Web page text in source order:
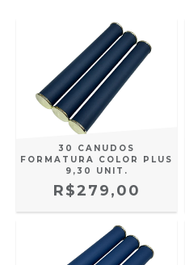
30 CANUDOS
FORMATURA COLOR PLUS
9,30 UNIT.
R$279,00